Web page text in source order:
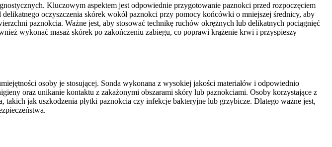
Kluczowym aspektem jest odpowiednie przygotowanie paznokci przed rozpoczęciem
oczyszczenia skórek wokół paznokci przy pomocy końcówki o mniejszej średnicy, aby
paznokcia. Ważne jest, aby stosować technikę ruchów okrężnych lub delikatnych pociągnięć
wykonać masaż skórek po zakończeniu zabiegu, co poprawi krążenie krwi i przyspieszy
osoby je stosującej. Sonda wykonana z wysokiej jakości materiałów i odpowiednio
oraz unikanie kontaktu z zakażonymi obszarami skóry lub paznokciami. Osoby korzystające z
jak uszkodzenia płytki paznokcia czy infekcje bakteryjne lub grzybicze. Dlatego ważne jest,